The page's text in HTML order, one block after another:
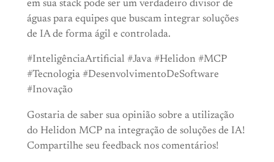
em sua stack pode ser um verdadeiro divisor de
águas para equipes que buscam integrar soluções
de IA de forma ágil e controlada.
#InteligênciaArtificial #Java #Helidon #MCP
#Tecnologia #DesenvolvimentoDeSoftware
#Inovação
Gostaria de saber sua opinião sobre a utilização
do Helidon MCP na integração de soluções de IA!
Compartilhe seu feedback nos comentários!